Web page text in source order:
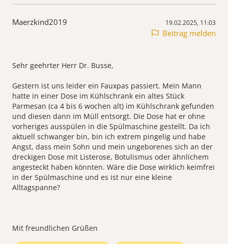
Maerzkind2019 19.02.2025, 11:03
Beitrag melden
Sehr geehrter Herr Dr. Busse,
Gestern ist uns leider ein Fauxpas passiert. Mein Mann
hatte in einer Dose im Kühlschrank ein altes Stück
Parmesan (ca 4 bis 6 wochen alt) im Kühlschrank gefunden
und diesen dann im Müll entsorgt. Die Dose hat er ohne
vorheriges ausspülen in die Spülmaschine gestellt. Da ich
aktuell schwanger bin, bin ich extrem pingelig und habe
Angst, dass mein Sohn und mein ungeborenes sich an der
dreckigen Dose mit Listerose, Botulismus oder ähnlichem
angesteckt haben könnten. Wäre die Dose wirklich keimfrei
in der Spülmaschine und es ist nur eine kleine
Alltagspanne?